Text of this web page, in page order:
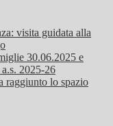
visita guidata alla
30.06.2025 e
2025-26
raggiunto lo spazio